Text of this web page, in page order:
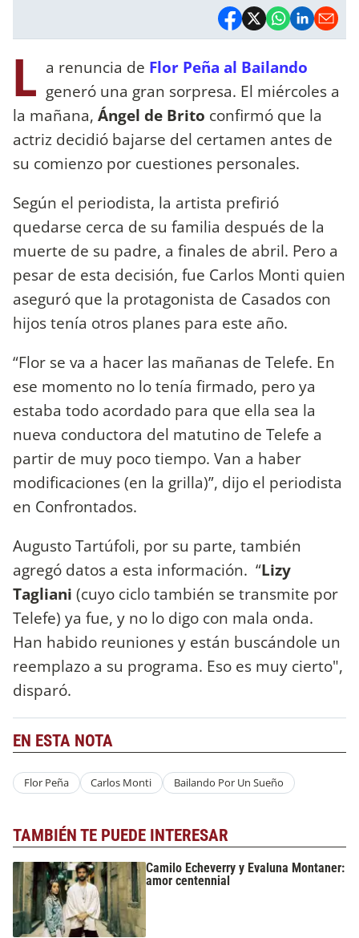
L a renuncia de Flor Peña al Bailando
generó una gran sorpresa. El miércoles a
la mañana, Ángel de Brito confirmó que la
actriz decidió bajarse del certamen antes de
su comienzo por cuestiones personales.
Según el periodista, la artista prefirió
quedarse cerca de su familia después de la
muerte de su padre, a finales de abril. Pero a
pesar de esta decisión, fue Carlos Monti quien
aseguró que la protagonista de Casados con
hijos tenía otros planes para este año.
“Flor se va a hacer las mañanas de Telefe. En
ese momento no lo tenía firmado, pero ya
estaba todo acordado para que ella sea la
nueva conductora del matutino de Telefe a
partir de muy poco tiempo. Van a haber
modificaciones (en la grilla)”, dijo el periodista
en Confrontados.
Augusto Tartúfoli, por su parte, también
agregó datos a esta información. “Lizy
Tagliani (cuyo ciclo también se transmite por
Telefe) ya fue, y no lo digo con mala onda.
Han habido reuniones y están buscándole un
reemplazo a su programa. Eso es muy cierto",
disparó.
EN ESTA NOTA
Flor Peña Carlos Monti Bailando Por Un Sueño
TAMBIÉN TE PUEDE INTERESAR
Camilo Echeverry y Evaluna Montaner:
amor centennial